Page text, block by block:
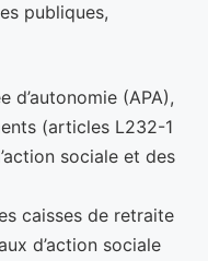
publiques,
d’autonomie (APA),
(articles L232-1
sociale et des
caisses de retraite
d’action sociale